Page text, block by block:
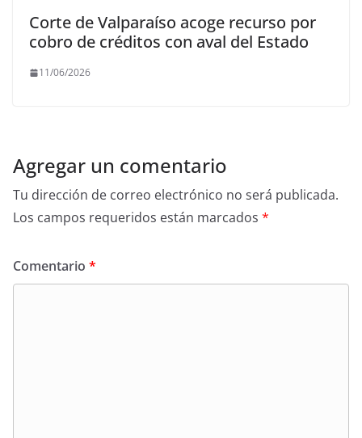
Corte de Valparaíso acoge recurso por
cobro de créditos con aval del Estado
11/06/2026
Agregar un comentario
Tu dirección de correo electrónico no será publicada.
Los campos requeridos están marcados *
Comentario *